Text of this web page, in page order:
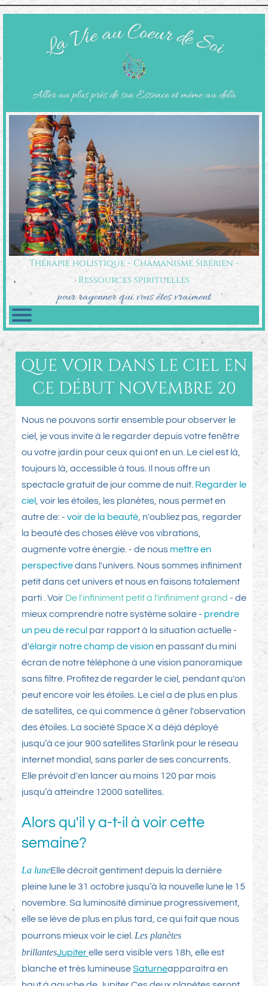
Thérapie holistique - Chamanisme Sibérien -
Ressources spirituelles
pour rayonner qui vous êtes vraiment
QUE VOIR DANS LE CIEL EN
CE DÉBUT NOVEMBRE 20
Nous ne pouvons sortir ensemble pour observer le
ciel, je vous invite à le regarder depuis votre fenêtre
ou votre jardin pour ceux qui ont en un. Le ciel est là,
toujours là, accessible à tous. Il nous offre un
spectacle gratuit de jour comme de nuit. Regarder le
ciel , voir les étoiles, les planètes, nous permet en
autre de: - voir de la beauté, n'oubliez pas, regarder
la beauté des choses élève vos vibrations,
augmente votre énergie. - de nous mettre en
perspectivedans l'univers. Nous sommes infiniment
petit dans cet univers et nous en faisons totalement
parti . Voir De l'infiniment petit à l'infiniment grand - de
mieux comprendre notre système solaire - prendre
un peu de recul par rapport à la situation actuelle -
d'élargir notre champ de visionen passant du mini
écran de notre téléphone à une vision panoramique
sans filtre. Profitez de regarder le ciel, pendant qu'on
peut encore voir les étoiles. Le ciel a de plus en plus
de satellites, ce qui commence à gêner l'observation
des étoiles. La société Space X a déjà déployé
jusqu’à ce jour 900 satellites Starlink pour le réseau
internet mondial, sans parler de ses concurrents.
Elle prévoit d'en lancer au moins 120 par mois
jusqu’à atteindre 12000 satellites.
Alors qu'il y a-t-il à voir cette
semaine?
La luneElle décroit gentiment depuis la dernière
pleine lune le 31 octobre jusqu’à la nouvelle lune le 15
novembre. Sa luminosité diminue progressivement,
elle se lève de plus en plus tard, ce qui fait que nous
pourrons mieux voir le ciel. Les planètes
brillantesJupiterelle sera visible vers 18h, elle est
blanche et très lumineuseSaturneapparaitra en